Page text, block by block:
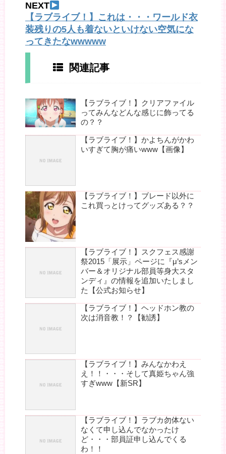
NEXT
【ラブライブ！】これは・・・ワールド衣
装残りの5人も着ないといけない空気にな
ってきたなwwwww
関連記事
【ラブライブ！】クリアファイル
ってみんなどんな感じに飾ってる
の？？
【ラブライブ！】かよちんがかわ
いすぎて胸が痛いwww【画像】
【ラブライブ！】ブレード以外に
これ買っとけってグッズある？？
【ラブライブ！】スクフェス感謝
祭2015「展示」ページに『μ’sメン
バー＆オリジナル部員等身大スタ
ンディ』の情報を追加いたしまし
た【公式お知らせ】
【ラブライブ！】ヘッドホン教の
次は消音教！？【勧誘】
【ラブライブ！】みんなかわえ
え！！・・・そして真姫ちゃん強
すぎwww【新SR】
【ラブライブ！】ラブカ勿体ない
なくて申し込んでなかったけ
ど・・・部員証申し込んでくる
わ！！